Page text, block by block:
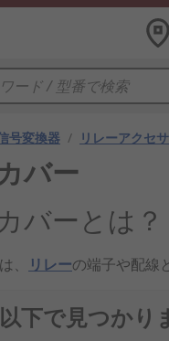
号変換器 / リレーアクセ
バー
バーとは？
、 リレーの端子や配線
クセサリです。
下で見つかり